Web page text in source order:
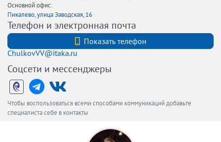
Основной офис:
Пикалево, улица Заводская, 16
Телефон и электронная почта
Показать телефон
ChulkovVV@itaka.ru
Соцсети и мессенджеры
Чтобы воспользоваться всеми способами коммуникаций добавьте
специалиста себе в контакты